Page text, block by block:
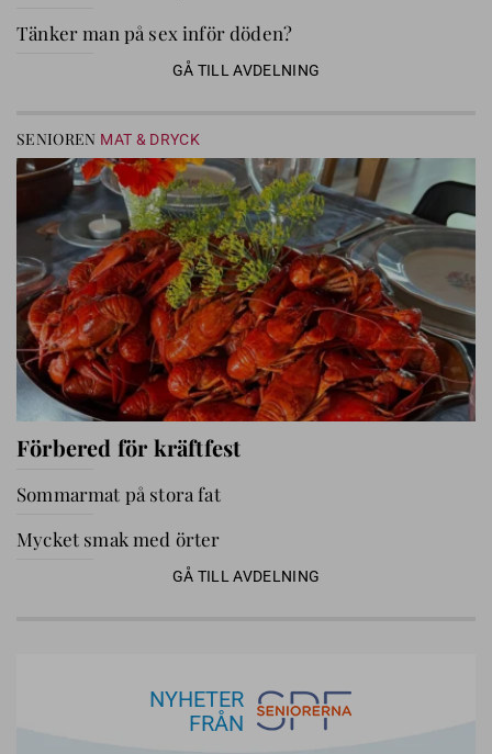
Tänker man på sex inför döden?
GÅ TILL AVDELNING
SENIOREN MAT & DRYCK
Förbered för kräftfest
Sommarmat på stora fat
Mycket smak med örter
GÅ TILL AVDELNING
NYHETER
FRÅN